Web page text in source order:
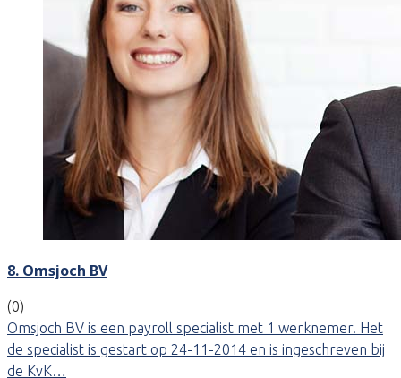
8. Omsjoch BV
(0)
Omsjoch BV is een payroll specialist met 1 werknemer. Het
de specialist is gestart op 24-11-2014 en is ingeschreven bij
de KvK…